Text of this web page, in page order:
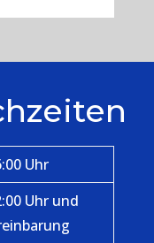
Uhr
Uhr und